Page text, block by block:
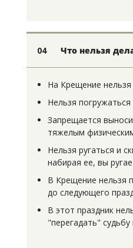
04 Что нельзя
На Крещение
Нельзя
Запрещается
тяжелым
Нельзя ругаться и
набирая ее, вы
В Крещение нельзя
до следующего
В этот праздник
"перегадать"